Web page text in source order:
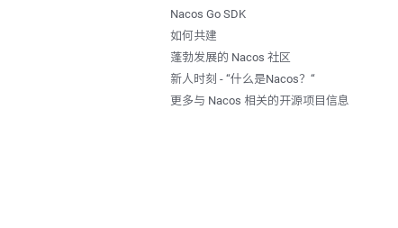
Nacos Go SDK
如何共建
蓬勃发展的 Nacos 社区
新人时刻 - “什么是Nacos？“
更多与 Nacos 相关的开源项目信息